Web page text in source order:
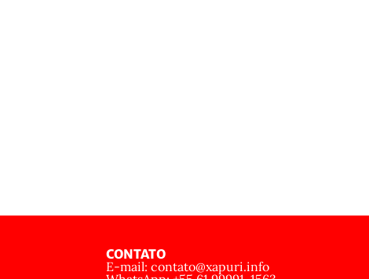
CONTATO
E-mail: contato@xapuri.info